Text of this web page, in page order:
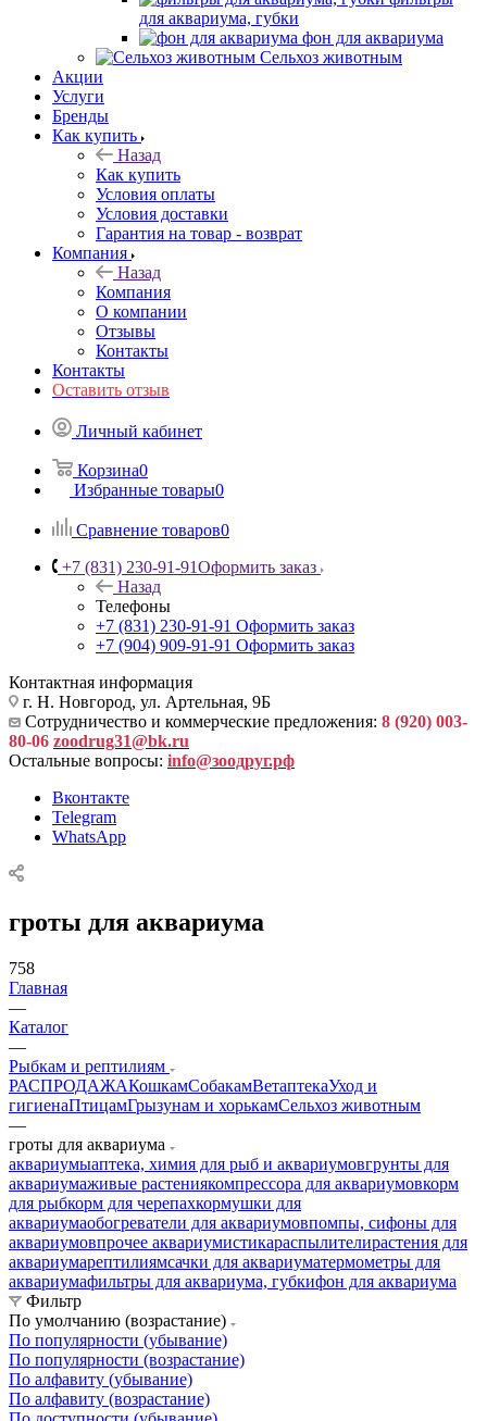
для аквариума, губки
фон для аквариума
Сельхоз животным
Акции
Услуги
Бренды
Как купить
Назад
Как купить
Условия оплаты
Условия доставки
Гарантия на товар - возврат
Компания
Назад
Компания
О компании
Отзывы
Контакты
Контакты
Оставить отзыв
Личный кабинет
Корзина0
Избранные товары0
Сравнение товаров0
+7 (831) 230-91-91Оформить заказ
Назад
Телефоны
+7 (831) 230-91-91 Оформить заказ
+7 (904) 909-91-91 Оформить заказ
Контактная информация
г. Н. Новгород, ул. Артельная, 9Б
Сотрудничество и коммерческие предложения: 8 (920) 003-
80-06 zoodrug31@bk.ru
Остальные вопросы: info@зоодруг.рф
Вконтакте
Telegram
WhatsApp
гроты для аквариума
758
Главная
—
Каталог
—
Рыбкам и рептилиям
РАСПРОДАЖАКошкамСобакамВетаптекаУход и
гигиенаПтицамГрызунам и хорькамСельхоз животным
—
гроты для аквариума
аквариумыаптека, химия для рыб и аквариумовгрунты для
аквариумаживые растениякомпрессора для аквариумовкорм
для рыбкорм для черепахкормушки для
аквариумаобогреватели для аквариумовпомпы, сифоны для
аквариумовпрочее аквариумистикараспылителирастения для
аквариумарептилиямсачки для аквариуматермометры для
аквариумафильтры для аквариума, губкифон для аквариума
Фильтр
По умолчанию (возрастание)
По популярности (убывание)
По популярности (возрастание)
По алфавиту (убывание)
По алфавиту (возрастание)